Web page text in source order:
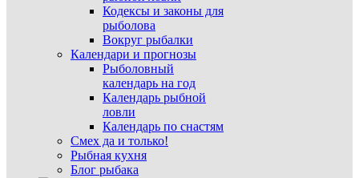
Кодексы и законы для
рыболова
Вокруг рыбалки
Календари и прогнозы
Рыболовный
календарь на год
Календарь рыбной
ловли
Календарь по снастям
Смех да и только!
Рыбная кухня
Блог рыбака